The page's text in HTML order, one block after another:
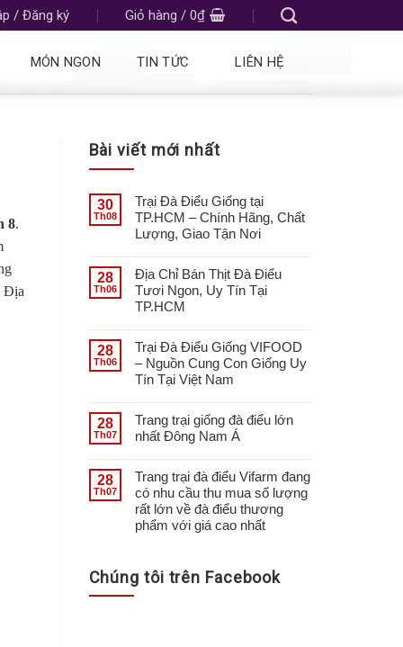
/ Đăng ký Giỏ hàng / 0₫
MÓN NGON TIN TỨC LIÊN HỆ
8.
Địa
Bài viết mới nhất
30
Th08
Trại Đà Điểu Giống tại
TP.HCM – Chính Hãng, Chất
Lượng, Giao Tận Nơi
28
Th06
Địa Chỉ Bán Thịt Đà Điểu
Tươi Ngon, Uy Tín Tại
TP.HCM
28
Th06
Trại Đà Điểu Giống VIFOOD
– Nguồn Cung Con Giống Uy
Tín Tại Việt Nam
28
Th07
Trang trại giống đà điểu lớn
nhất Đông Nam Á
28
Th07
Trang trại đà điểu Vifarm đang
có nhu cầu thu mua số lượng
rất lớn về đà điểu thương
phẩm với giá cao nhất
Chúng tôi trên Facebook